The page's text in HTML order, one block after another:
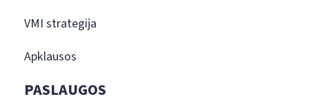
VMI strategija
Apklausos
PASLAUGOS